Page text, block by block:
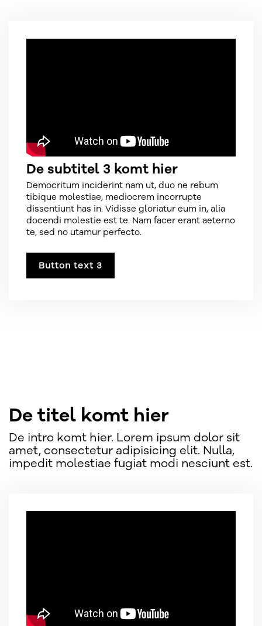
De subtitel 3 komt hier
Democritum inciderint nam ut, duo ne rebum
tibique molestiae, mediocrem incorrupte
dissentiunt has in. Vidisse gloriatur eum in, alia
docendi molestie est te. Nam facer erant aeterno
te, sed no utamur perfecto.
Button text 3
De titel komt hier
De intro komt hier. Lorem ipsum dolor sit
amet, consectetur adipisicing elit. Nulla,
impedit molestiae fugiat modi nesciunt est.